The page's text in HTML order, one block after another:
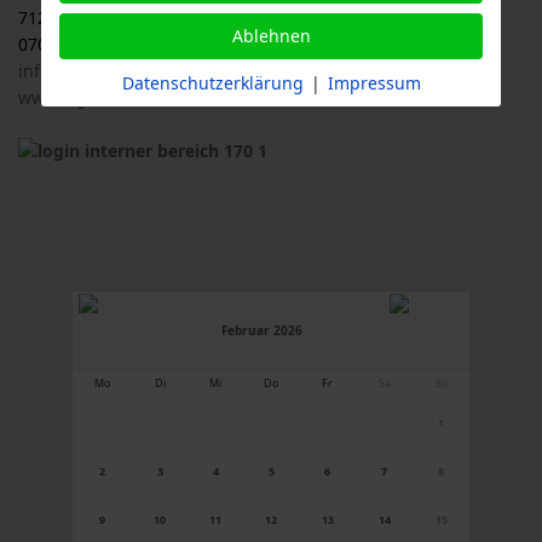
71263 Weil der Stadt
07033 / 69 23 902
info@logl-bw.de
www.logl-bw.de
Februar 2026
Mo Di Mi Do Fr
1
2 3 4 5 6 7 8
9 10 11 12 13 14 15
Ablehnen
Datenschutzerklärung | Impressum